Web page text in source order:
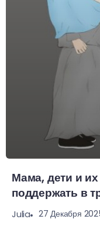
Мама, дети и
поддержать в
Julia 27 Декабря